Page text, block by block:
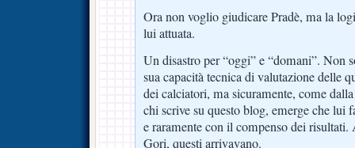
Ora non voglio giudicare Pradè, ma la
lui attuata.
Un disastro per “oggi” e “domani”. Non
sua capacità tecnica di valutazione delle
dei calciatori, ma sicuramente, come
chi scrive su questo blog, emerge che lui
e raramente con il compenso dei
Gori, questi arrivavano.